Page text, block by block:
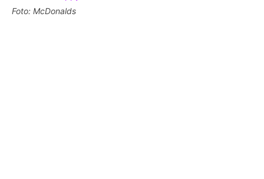
Foto: McDonalds